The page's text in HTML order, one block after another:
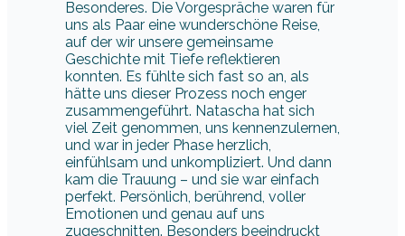
Besonderes. Die Vorgespräche waren für
uns als Paar eine wunderschöne Reise,
auf der wir unsere gemeinsame
Geschichte mit Tiefe reflektieren
konnten. Es fühlte sich fast so an, als
hätte uns dieser Prozess noch enger
zusammengeführt. Natascha hat sich
viel Zeit genommen, uns kennenzulernen,
und war in jeder Phase herzlich,
einfühlsam und unkompliziert. Und dann
kam die Trauung – und sie war einfach
perfekt. Persönlich, berührend, voller
Emotionen und genau auf uns
zugeschnitten. Besonders beeindruckt